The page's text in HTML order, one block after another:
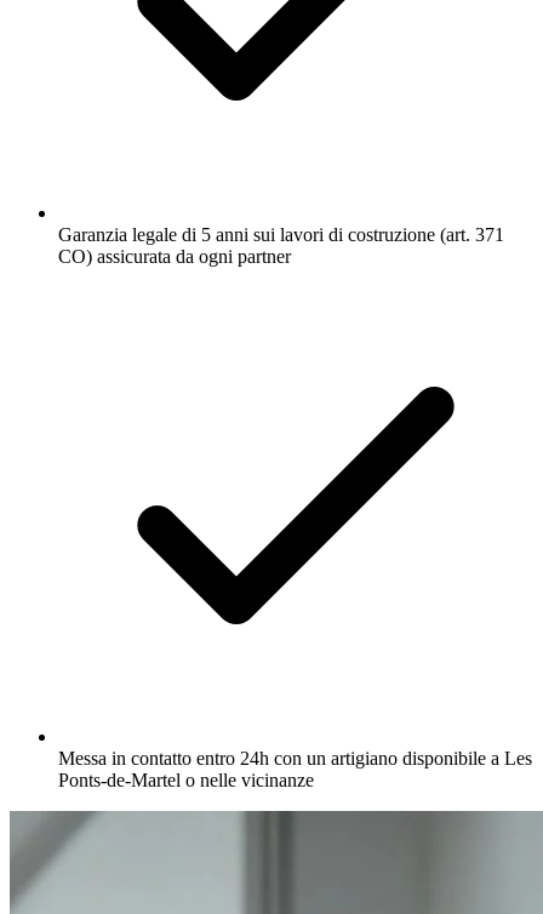
Garanzia legale di 5 anni sui lavori di costruzione (art. 371
CO) assicurata da ogni partner
Messa in contatto entro 24h con un artigiano disponibile a Les
Ponts-de-Martel o nelle vicinanze